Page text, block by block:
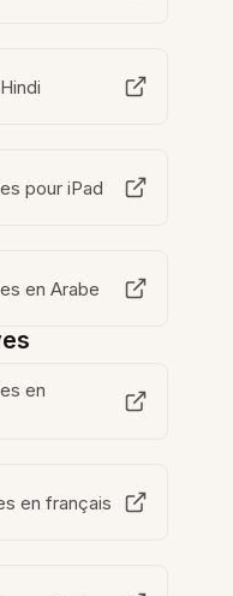
pour iPad
en Arabe
en
en français